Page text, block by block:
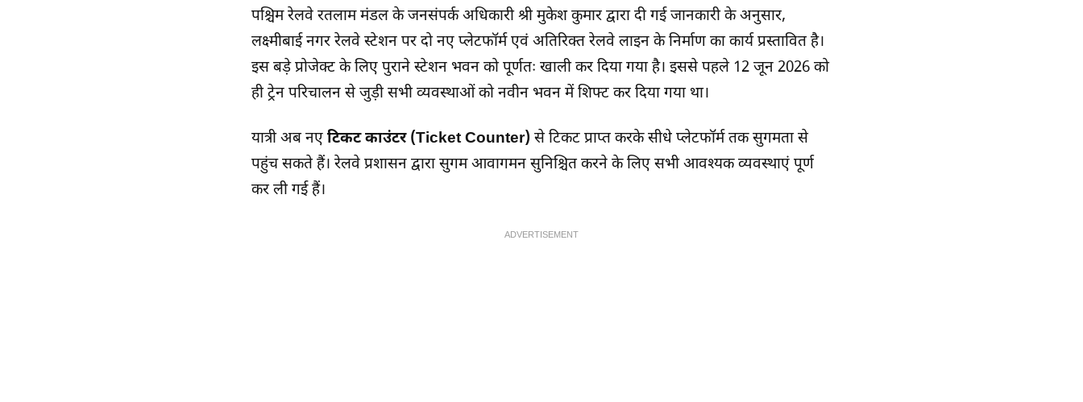
पश्चिम रेलवे रतलाम मंडल के जनसंपर्क अधिकारी श्री मुकेश कुमार द्वारा दी गई जानकारी के अनुसार,
लक्ष्मीबाई नगर रेलवे स्टेशन पर दो नए प्लेटफॉर्म एवं अतिरिक्त रेलवे लाइन के निर्माण का कार्य प्रस्तावित है।
इस बड़े प्रोजेक्ट के लिए पुराने स्टेशन भवन को पूर्णतः खाली कर दिया गया है। इससे पहले 12 जून 2026 को
ही ट्रेन परिचालन से जुड़ी सभी व्यवस्थाओं को नवीन भवन में शिफ्ट कर दिया गया था।
यात्री अब नए टिकट काउंटर (Ticket Counter) से टिकट प्राप्त करके सीधे प्लेटफॉर्म तक सुगमता से
पहुंच सकते हैं। रेलवे प्रशासन द्वारा सुगम आवागमन सुनिश्चित करने के लिए सभी आवश्यक व्यवस्थाएं पूर्ण
कर ली गई हैं।
ADVERTISEMENT